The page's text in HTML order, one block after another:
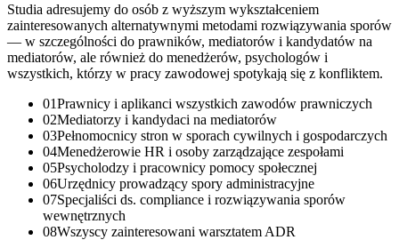
Studia adresujemy do osób z wyższym wykształceniem
zainteresowanych alternatywnymi metodami rozwiązywania sporów
— w szczególności do prawników, mediatorów i kandydatów na
mediatorów, ale również do menedżerów, psychologów i
wszystkich, którzy w pracy zawodowej spotykają się z konfliktem.
01Prawnicy i aplikanci wszystkich zawodów prawniczych
02Mediatorzy i kandydaci na mediatorów
03Pełnomocnicy stron w sporach cywilnych i gospodarczych
04Menedżerowie HR i osoby zarządzające zespołami
05Psycholodzy i pracownicy pomocy społecznej
06Urzędnicy prowadzący spory administracyjne
07Specjaliści ds. compliance i rozwiązywania sporów
wewnętrznych
08Wszyscy zainteresowani warsztatem ADR